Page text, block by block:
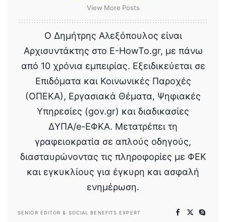
View More Posts
Ο Δημήτρης Αλεξόπουλος είναι
Αρχισυντάκτης στο E-HowTo.gr, με πάνω
από 10 χρόνια εμπειρίας. Εξειδικεύεται σε
Επιδόματα και Κοινωνικές Παροχές
(ΟΠΕΚΑ), Εργασιακά Θέματα, Ψηφιακές
Υπηρεσίες (gov.gr) και διαδικασίες
ΔΥΠΑ/e-ΕΦΚΑ. Μετατρέπει τη
γραφειοκρατία σε απλούς οδηγούς,
διασταυρώνοντας τις πληροφορίες με ΦΕΚ
και εγκυκλίους για έγκυρη και ασφαλή
ενημέρωση.
SENIOR EDITOR & SOCIAL BENEFITS EXPERT